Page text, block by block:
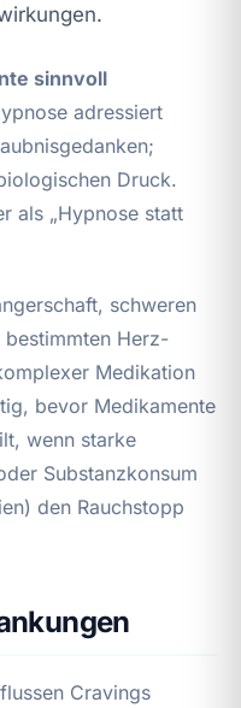
sinnvoll
adressiert
Druck.
als „Hypnose statt
schweren
bestimmten Herz-
Medikation
bevor Medikamente
wenn starke
Substanzkonsum
den Rauchstopp
Cravings